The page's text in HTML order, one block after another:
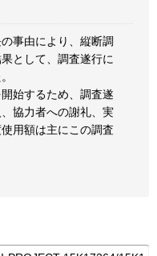
事由により、縦断調
として、調査遂行に
始するため、調査遂
協力者への謝礼、実
用額は主にこの調査